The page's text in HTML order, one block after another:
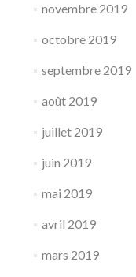
novembre 2019
octobre 2019
septembre 2019
août 2019
juillet 2019
juin 2019
mai 2019
avril 2019
mars 2019